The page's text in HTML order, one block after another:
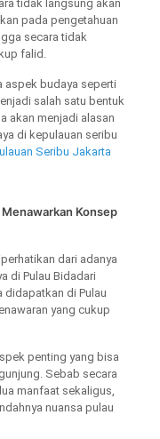
tidak langsung akan
pada pengetahuan
secara tidak
falid.
aspek budaya seperti
salah satu bentuk
akan menjadi alasan
di kepulauan seribu
Seribu Jakarta
Konsep
dari adanya
di Pulau Bidadari
didapatkan di Pulau
yang cukup
penting yang bisa
Sebab secara
manfaat sekaligus,
nuansa pulau